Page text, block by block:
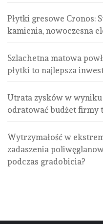
Płytki gresowe Cronos:
kamienia, nowoczesna
Szlachetna matowa
płytki to najlepsza
Utrata zysków w
odratować budżet firmy
Wytrzymałość w
zadaszenia
podczas gradobicia?